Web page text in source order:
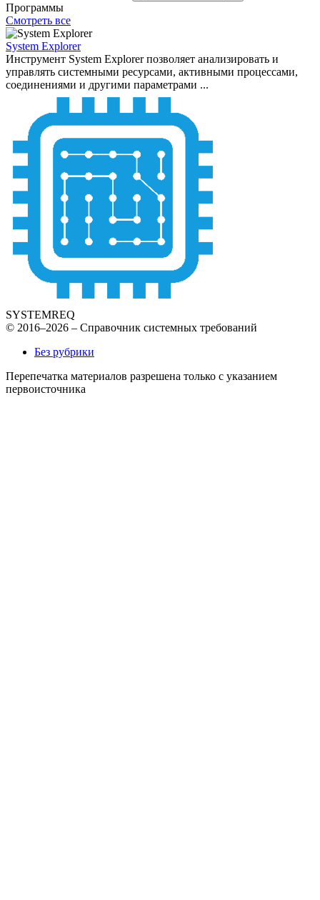
Программы
Смотреть все
System Explorer
Инструмент System Explorer позволяет анализировать и
управлять системными ресурсами, активными процессами,
соединениями и другими параметрами ...
SYSTEMREQ
© 2016–2026 – Справочник системных требований
Без рубрики
Перепечатка материалов разрешена только с указанием
первоисточника